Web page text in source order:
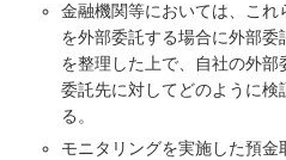
金融機関等においては、こ
を外部委託する場合に外部
を整理した上で、自社の外
委託先に対してどのように
る。
モニタリングを実施した預